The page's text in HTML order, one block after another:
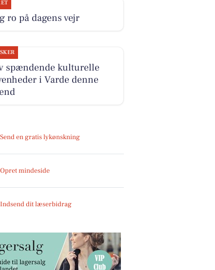
ro på dagens vejr
spændende kulturelle
i Varde denne
Send en gratis lykønskning
Opret mindeside
Indsend dit læserbidrag